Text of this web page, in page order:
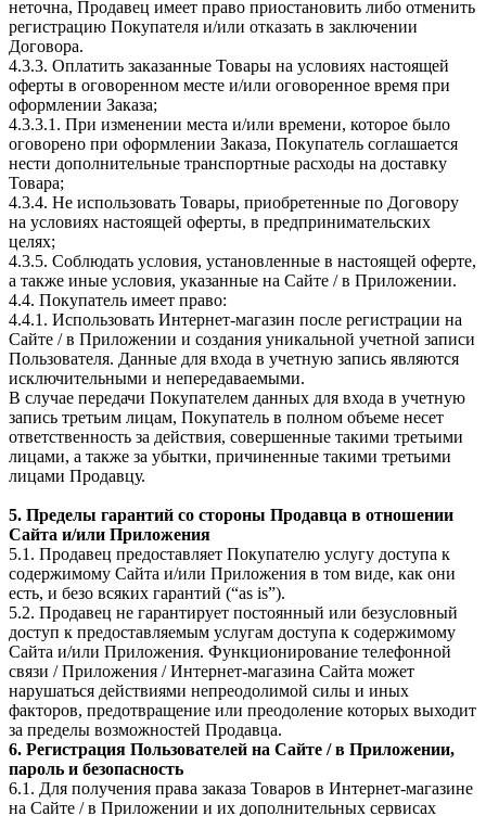
неточна, Продавец имеет право приостановить либо отменить
регистрацию Покупателя и/или отказать в заключении
Договора.
4.3.3. Оплатить заказанные Товары на условиях настоящей
оферты в оговоренном месте и/или оговоренное время при
оформлении Заказа;
4.3.3.1. При изменении места и/или времени, которое было
оговорено при оформлении Заказа, Покупатель соглашается
нести дополнительные транспортные расходы на доставку
Товара;
4.3.4. Не использовать Товары, приобретенные по Договору
на условиях настоящей оферты, в предпринимательских
целях;
4.3.5. Соблюдать условия, установленные в настоящей оферте,
а также иные условия, указанные на Сайте / в Приложении.
4.4. Покупатель имеет право:
4.4.1. Использовать Интернет-магазин после регистрации на
Сайте / в Приложении и создания уникальной учетной записи
Пользователя. Данные для входа в учетную запись являются
исключительными и непередаваемыми.
В случае передачи Покупателем данных для входа в учетную
запись третьим лицам, Покупатель в полном объеме несет
ответственность за действия, совершенные такими третьими
лицами, а также за убытки, причиненные такими третьими
лицами Продавцу.
5. Пределы гарантий со стороны Продавца в отношении
Сайта и/или Приложения
5.1. Продавец предоставляет Покупателю услугу доступа к
содержимому Сайта и/или Приложения в том виде, как они
есть, и безо всяких гарантий (“as is”).
5.2. Продавец не гарантирует постоянный или безусловный
доступ к предоставляемым услугам доступа к содержимому
Сайта и/или Приложения. Функционирование телефонной
связи / Приложения / Интернет-магазина Сайта может
нарушаться действиями непреодолимой силы и иных
факторов, предотвращение или преодоление которых выходит
за пределы возможностей Продавца.
6. Регистрация Пользователей на Сайте / в Приложении,
пароль и безопасность
6.1. Для получения права заказа Товаров в Интернет-магазине
на Сайте / в Приложении и их дополнительных сервисах